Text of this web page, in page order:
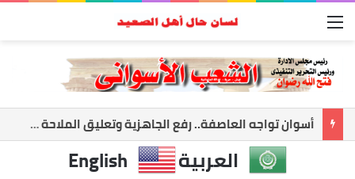
القائمة
أسوان تواجه العاصفة.. رفع الجاهزية وتعليق الملاحة لحماية المواطنين
العربية English